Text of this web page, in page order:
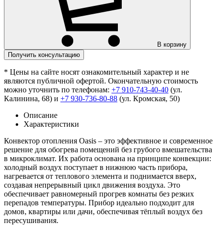
В корзину
Получить консультацию
* Цены на сайте носят ознакомительный характер и не
являются публичной офертой. Окончательную стоимость
можно уточнить по телефонам: +7 910-743-40-40 (ул.
Калинина, 68) и +7 930-736-80-88 (ул. Кромская, 50)
Описание
Характеристики
Конвектор отопления Oasis – это эффективное и современное
решение для обогрева помещений без грубого вмешательства
в микроклимат. Их работа основана на принципе конвекции:
холодный воздух поступает в нижнюю часть прибора,
нагревается от теплового элемента и поднимается вверх,
создавая непрерывный цикл движения воздуха. Это
обеспечивает равномерный прогрев комнаты без резких
перепадов температуры. Прибор идеально подходит для
домов, квартиры или дачи, обеспечивая тёплый воздух без
пересушивания.